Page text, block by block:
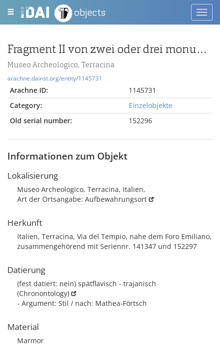
objects
Fragment II von zwei oder drei monumentalen Pilastern
Museo Archeologico, Terracina
arachne.dainst.org/entity/1145731
Arachne ID:
1145731
Category:
Einzelobjekte
Old serial number:
152296
Informationen zum Objekt
Lokalisierung
Museo Archeologico, Terracina, Italien,
Art der Ortsangabe: Aufbewahrungsort
Herkunft
Italien, Terracina, Via del Tempio, nahe dem Foro Emiliano,
zusammengehörend mit Seriennr. 141347 und 152297
Datierung
(fest datiert: nein) spätflavisch - trajanisch
(Chronontology)
- Argument: Stil / nach: Mathea-Förtsch
Material
Marmor